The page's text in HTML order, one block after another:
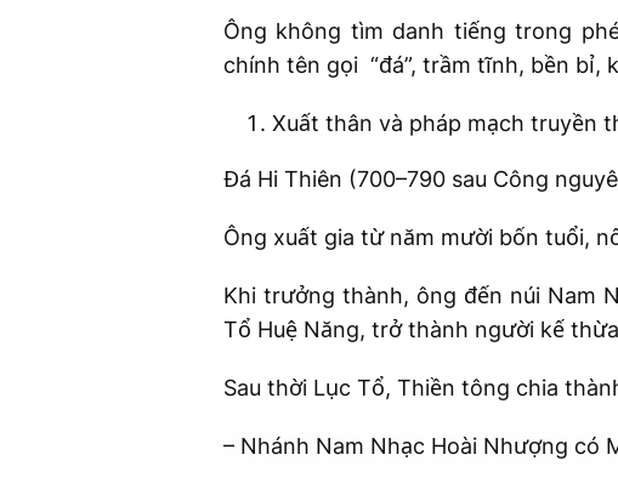
Ông không tìm danh tiếng trong
chính tên gọi “đá”, trầm tĩnh, bền bỉ,
Xuất thân và pháp mạch truyền
Đá Hi Thiên (700–790 sau Công
Ông xuất gia từ năm mười bốn tuổi,
Khi trưởng thành, ông đến núi Nam
Tổ Huệ Năng, trở thành người kế
Sau thời Lục Tổ, Thiền tông chia
– Nhánh Nam Nhạc Hoài Nhượng có